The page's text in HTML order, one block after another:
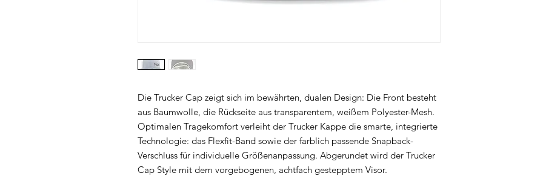
Die Trucker Cap zeigt sich im bewährten, dualen Design: Die Front besteht
aus Baumwolle, die Rückseite aus transparentem, weißem Polyester-Mesh.
Optimalen Tragekomfort verleiht der Trucker Kappe die smarte, integrierte
Technologie: das Flexfit-Band sowie der farblich passende Snapback-
Verschluss für individuelle Größenanpassung. Abgerundet wird der Trucker
Cap Style mit dem vorgebogenen, achtfach gestepptem Visor.